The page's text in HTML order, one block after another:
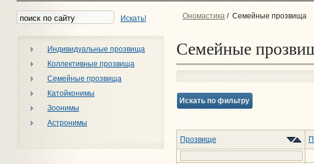
Искать!
Индивидуальные прозвища
Коллективные прозвища
Семейные прозвища
Катойконимы
Зоонимы
Астронимы
Ономастика/ Семейные прозвища
Семейные
Искать по фильтру
Прозвище